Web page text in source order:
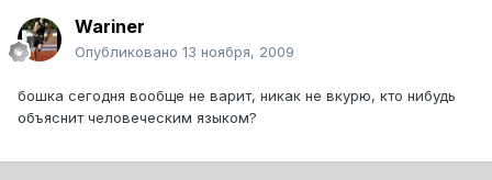
Wariner
Опубликовано 13 ноября, 2009
бошка сегодня вообще не варит, никак не вкурю, кто нибудь
объяснит человеческим языком?